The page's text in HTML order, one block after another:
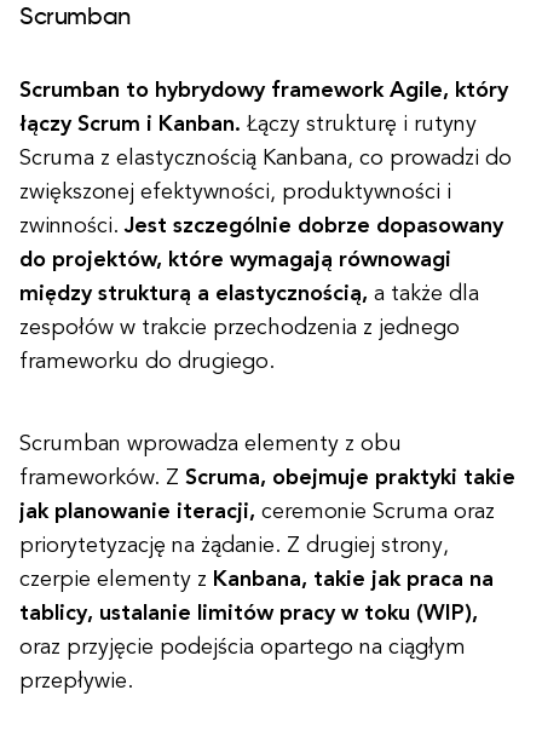
Scrumban
Scrumban to hybrydowy framework Agile, który
łączy Scrum i Kanban. Łączy strukturę i rutyny
Scruma z elastycznością Kanbana, co prowadzi do
zwiększonej efektywności, produktywności i
zwinności.Jest szczególnie dobrze dopasowany
do projektów, które wymagają równowagi
między strukturą a elastycznością, a także dla
zespołów w trakcie przechodzenia z jednego
frameworku do drugiego.
Scrumban wprowadza elementy z obu
frameworków. Z Scruma, obejmuje praktyki takie
jak planowanie iteracji, ceremonie Scruma oraz
priorytetyzację na żądanie. Z drugiej strony,
czerpie elementy z Kanbana, takie jak praca na
tablicy, ustalanie limitów pracy w toku (WIP),
oraz przyjęcie podejścia opartego na ciągłym
przepływie.